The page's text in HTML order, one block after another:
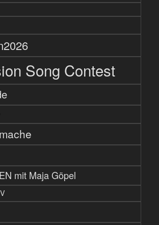
Song Contest
mit Maja Göpel